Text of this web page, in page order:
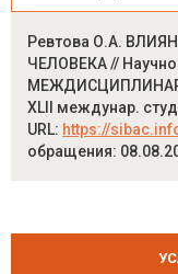
Ревтова О.А.
ЧЕЛОВЕКА //
XLII междунар.
URL: https://
обращения: